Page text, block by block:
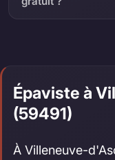
Épaviste à
(59491)
À Villeneuve-